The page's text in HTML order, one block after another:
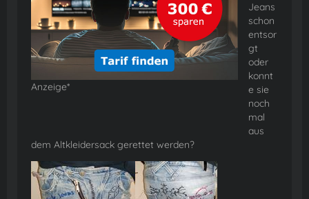
Anzeige*
Jeans
schon
entsor
gt
oder
konnt
e sie
noch
mal
aus
dem Altkleidersack gerettet werden?